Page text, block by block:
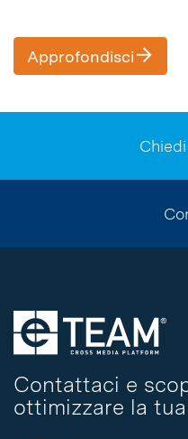
Approfondisci
Contattaci e
ottimizzare la